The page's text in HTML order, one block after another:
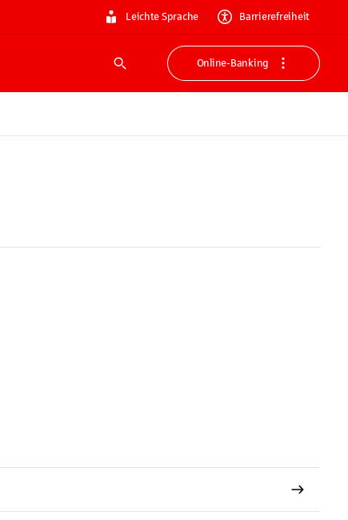
Leichte Sprache Barrierefreiheit
Suche
Online-Banking